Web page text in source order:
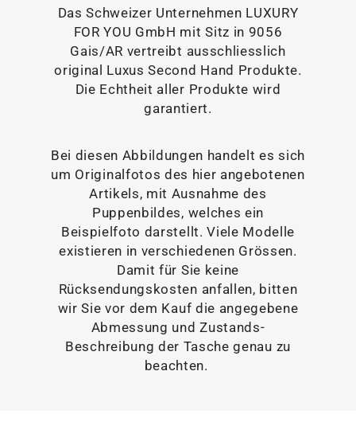
Das Schweizer Unternehmen LUXURY
FOR YOU GmbH mit Sitz in 9056
Gais/AR vertreibt ausschliesslich
original Luxus Second Hand Produkte.
Die Echtheit aller Produkte wird
garantiert.
Bei diesen Abbildungen handelt es sich
um Originalfotos des hier angebotenen
Artikels, mit Ausnahme des
Puppenbildes, welches ein
Beispielfoto darstellt. Viele Modelle
existieren in verschiedenen Grössen.
Damit für Sie keine
Rücksendungskosten anfallen, bitten
wir Sie vor dem Kauf die angegebene
Abmessung und Zustands-
Beschreibung der Tasche genau zu
beachten.